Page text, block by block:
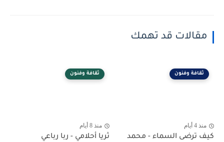
مقالات قد تهمك
ثقافة وفنون
منذ 4 أيام
كيف ترضى السماء - محمد
ثقافة وفنون
منذ 8 أيام
ثريا أحلامي - ربا رباعي